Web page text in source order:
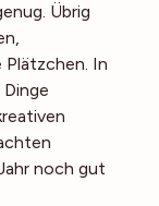
Übrig
Plätzchen. In
Dinge
noch gut